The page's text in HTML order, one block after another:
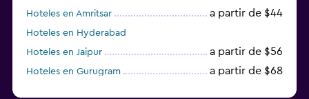
Hoteles en Amritsar a partir de $44
Hoteles en Hyderabad
Hoteles en Jaipur
a partir de $56
Hoteles en Gurugram a partir de $68